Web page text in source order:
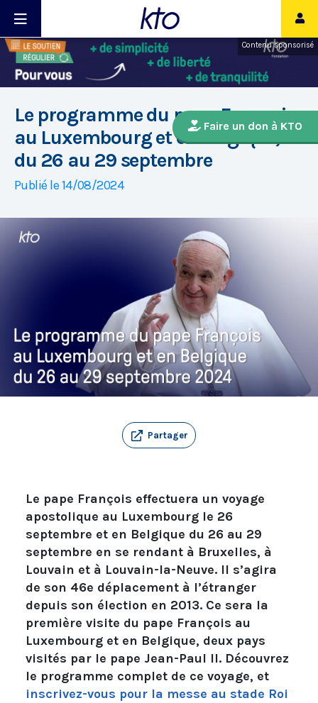
Contenu sponsorisé
Faire un don à KTO
Le programme du pape François
au Luxembourg et en Belgique,
du 26 au 29 septembre
Publié le 14/08/2024
Partager
Le pape François effectuera un voyage
apostolique au Luxembourg le 26
septembre et en Belgique du 26 au 29
septembre en se rendant à Bruxelles, à
Louvain et à Louvain-la-Neuve. Il s’agira
de son 46e déplacement à l’étranger
depuis son élection en 2013. Ce sera la
première visite du pape François au
Luxembourg et en Belgique, deux pays
visités par le pape Jean-Paul II. Découvrez
le programme complet de ce voyage, et
inscrivez-vous pour la messe au stade Roi